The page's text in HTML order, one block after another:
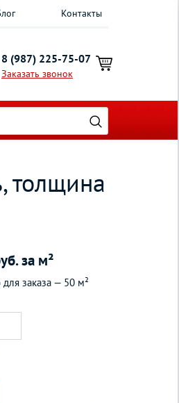
Контакты
8 (987) 225-75-07
Заказать звонок
толщина
за м²
заказа — 50 м²